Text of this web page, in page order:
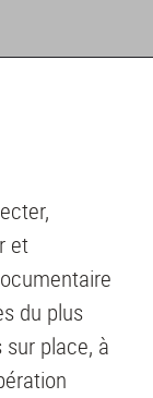
et
du plus
place, à